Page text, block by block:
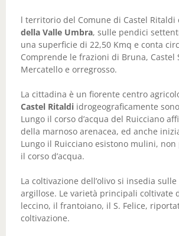
l territorio del Comune di Castel Ritaldi
della Valle Umbra, sulle pendici
una superficie di 22,50 Kmq e conta
Comprende le frazioni di Bruna, Castel
Mercatello e orregrosso.
La cittadina è un fiorente centro
Castel Ritaldi idrogeograficamente
Lungo il corso d’acqua del Ruicciano
della marnoso arenacea, ed anche
Lungo il Ruicciano esistono mulini,
il corso d’acqua.
La coltivazione dell’olivo si insedia
argillose. Le varietà principali coltivate
leccino, il frantoiano, il S. Felice,
coltivazione.